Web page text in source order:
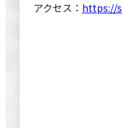
アクセス： https://